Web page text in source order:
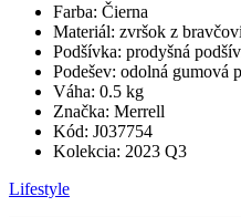
Farba: Čierna
Materiál: zvršok z
Podšívka: prodyšná
Podešev: odolná gumová
Váha: 0.5 kg
Značka: Merrell
Kód: J037754
Kolekcia: 2023 Q3
Lifestyle